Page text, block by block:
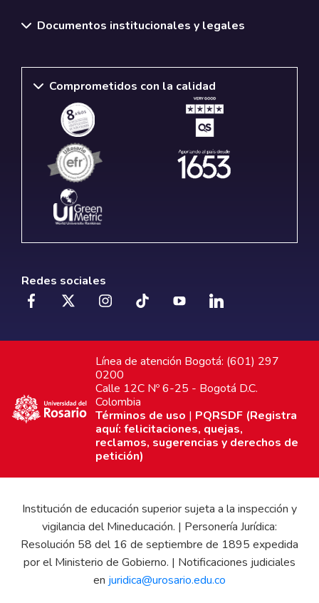
Documentos institucionales y legales
Comprometidos con la calidad
Redes sociales
Línea de atención Bogotá: (601) 297
0200
Calle 12C Nº 6-25 - Bogotá D.C.
Colombia
Términos de uso | PQRSDF (Registra
aquí: felicitaciones, quejas,
reclamos, sugerencias y derechos de
petición)
Institución de educación superior sujeta a la inspección y
vigilancia del Mineducación. | Personería Jurídica:
Resolución 58 del 16 de septiembre de 1895 expedida
por el Ministerio de Gobierno. | Notificaciones judiciales
en juridica@urosario.edu.co